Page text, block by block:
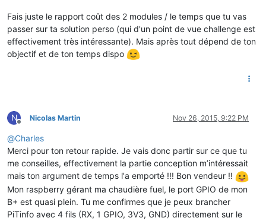
Fais juste le rapport coût des 2 modules / le temps que tu vas
passer sur ta solution perso (qui d'un point de vue challenge est
effectivement très intéressante). Mais après tout dépend de ton
objectif et de ton temps dispo
N
Offline
Nicolas Martin Nov 26, 2015, 9:22 PM
@Charles
Merci pour ton retour rapide. Je vais donc partir sur ce que tu
me conseilles, effectivement la partie conception m’intéressait
mais ton argument de temps l'a emporté !!! Bon vendeur !!
Mon raspberry gérant ma chaudière fuel, le port GPIO de mon
B+ est quasi plein. Tu me confirmes que je peux brancher
PiTinfo avec 4 fils (RX, 1 GPIO, 3V3, GND) directement sur le